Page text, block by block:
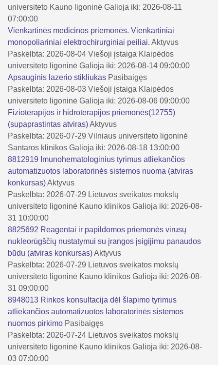
universiteto Kauno ligoninė Galioja iki: 2026-08-11
07:00:00
Vienkartinės medicinos priemonės. Vienkartiniai
monopoliariniai elektrochirurginiai peiliai. Aktyvus
Paskelbta: 2026-08-04 Viešoji įstaiga Klaipėdos
universiteto ligoninė Galioja iki: 2026-08-14 09:00:00
Apsauginis lazerio stikliukas Pasibaigęs
Paskelbta: 2026-08-03 Viešoji įstaiga Klaipėdos
universiteto ligoninė Galioja iki: 2026-08-06 09:00:00
Fizioterapijos ir hidroterapijos priemonės(12755)
(supaprastintas atviras)Aktyvus
Paskelbta: 2026-07-29 Vilniaus universiteto ligoninė
Santaros klinikos Galioja iki: 2026-08-18 13:00:00
8812919 Imunohematologinius tyrimus atliekančios
automatizuotos laboratorinės sistemos nuoma (atviras
konkursas)Aktyvus
Paskelbta: 2026-07-29 Lietuvos sveikatos mokslų
universiteto ligoninė Kauno klinikos Galioja iki: 2026-08-
31 10:00:00
8825692 Reagentai ir papildomos priemonės virusų
nukleorūgščių nustatymui su įrangos įsigijimu panaudos
būdu (atviras konkursas)Aktyvus
Paskelbta: 2026-07-29 Lietuvos sveikatos mokslų
universiteto ligoninė Kauno klinikos Galioja iki: 2026-08-
31 09:00:00
8948013 Rinkos konsultacija dėl šlapimo tyrimus
atliekančios automatizuotos laboratorinės sistemos
nuomos pirkimo Pasibaigęs
Paskelbta: 2026-07-24 Lietuvos sveikatos mokslų
universiteto ligoninė Kauno klinikos Galioja iki: 2026-08-
03 07:00:00